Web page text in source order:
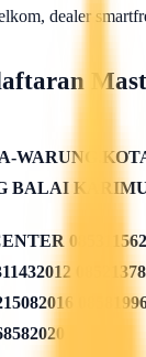
dealer
BALAI